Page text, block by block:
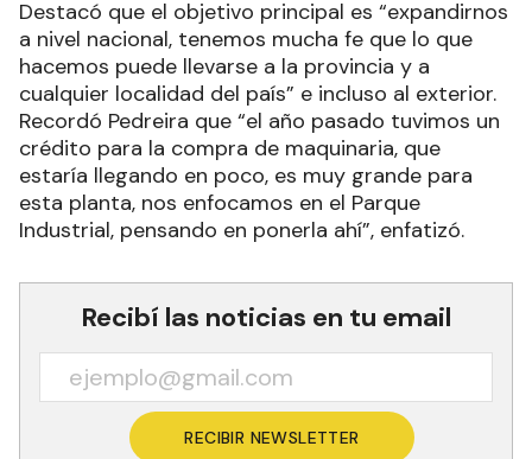
Destacó que el objetivo principal es “expandirnos
a nivel nacional, tenemos mucha fe que lo que
hacemos puede llevarse a la provincia y a
cualquier localidad del país” e incluso al exterior.
Recordó Pedreira que “el año pasado tuvimos un
crédito para la compra de maquinaria, que
estaría llegando en poco, es muy grande para
esta planta, nos enfocamos en el Parque
Industrial, pensando en ponerla ahí”, enfatizó.
Recibí las noticias en tu email
RECIBIR NEWSLETTER